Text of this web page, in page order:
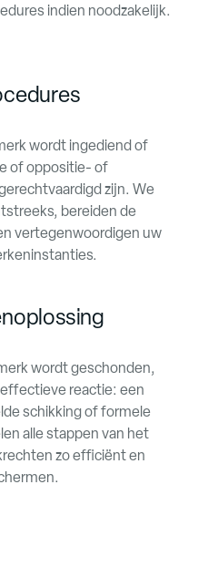
indien noodzakelijk.
wordt ingediend of
of oppositie- of
zijn. We
bereiden de
vertegenwoordigen uw
wordt geschonden,
reactie: een
schikking of formele
alle stappen van het
zo efficiënt en